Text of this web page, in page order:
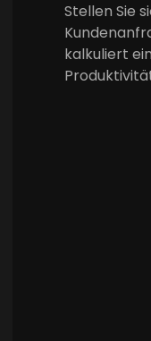
Stellen Sie
kalkuliert